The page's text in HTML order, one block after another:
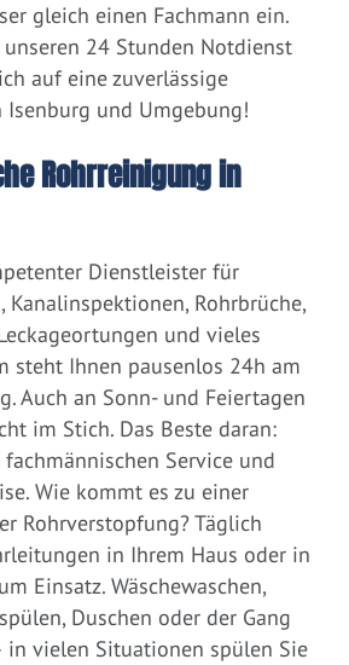
gleich einen Fachmann ein.
24 Stunden Notdienst
auf eine zuverlässige
und Umgebung!
Rohrreinigung in
Dienstleister für
Kanalinspektionen, Rohrbrüche,
und vieles
steht Ihnen pausenlos 24h am
Auch an Sonn- und Feiertagen
im Stich. Das Beste daran:
Service und
Wie kommt es zu einer
Rohrverstopfung? Täglich
in Ihrem Haus oder in
Einsatz. Wäschewaschen,
Duschen oder der Gang
in vielen Situationen spülen Sie